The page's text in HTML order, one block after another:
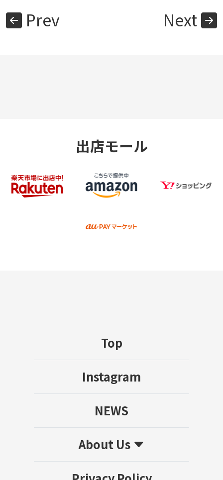
Prev Next
出店モール
Top
Instagram
NEWS
About Us